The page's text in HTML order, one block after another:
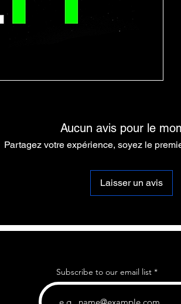
Aucun avis pour le
Partagez votre expérience, soyez le
Laisser un avis
Subscribe to our email list